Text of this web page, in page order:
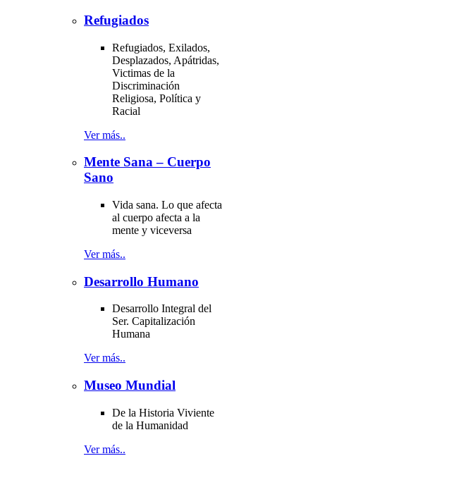
Refugiados
Refugiados, Exilados,
Desplazados, Apátridas,
Victimas de la
Discriminación
Religiosa, Política y
Racial
Ver más..
Mente Sana – Cuerpo
Sano
Vida sana. Lo que afecta
al cuerpo afecta a la
mente y viceversa
Ver más..
Desarrollo Humano
Desarrollo Integral del
Ser. Capitalización
Humana
Ver más..
Museo Mundial
De la Historia Viviente
de la Humanidad
Ver más..